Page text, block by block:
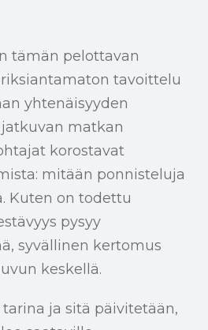
tämän pelottavan
tavoittelu
yhtenäisyyden
matkan
korostavat
mitään ponnisteluja
Kuten on todettu
pysyy
syvällinen kertomus
keskellä.
ja sitä päivitetään,